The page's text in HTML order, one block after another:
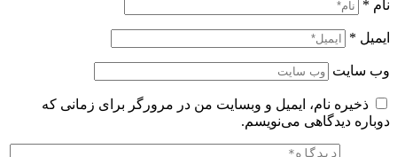
نام *
ایمیل *
وب‌ سایت
ذخیره نام، ایمیل و وبسایت من در مرورگر برای زمانی که
دوباره دیدگاهی می‌نویسم.